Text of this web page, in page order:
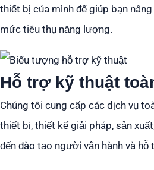
thiết bị của mình để giúp bạn
mức tiêu thụ năng lượng.
Hỗ trợ kỹ thuật
Chúng tôi cung cấp các dịch vụ
thiết bị, thiết kế giải pháp, sản
đến đào tạo người vận hành và hỗ